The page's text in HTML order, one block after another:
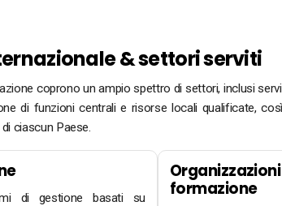
& settori serviti
coprono un ampio spettro di settori, inclusi
di funzioni centrali e risorse locali qualificate,
ciascun Paese.
di gestione basati su
formazione